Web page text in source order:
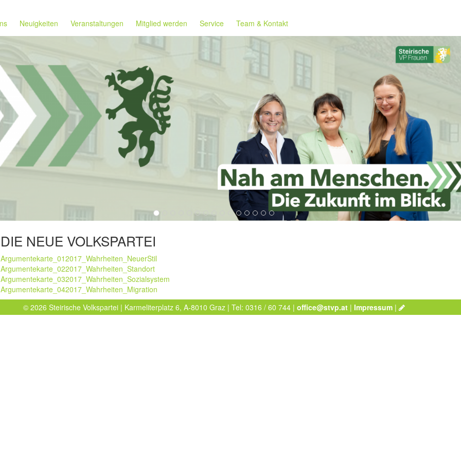
Neuigkeiten Veranstaltungen Mitglied werden Service Team & Kontakt
DIE NEUE VOLKSPARTEI
Argumentekarte_012017_Wahrheiten_NeuerStil
Argumentekarte_022017_Wahrheiten_Standort
Argumentekarte_032017_Wahrheiten_Sozialsystem
Argumentekarte_042017_Wahrheiten_Migration
© 2026 Steirische Volkspartei | Karmeliterplatz 6, A-8010 Graz | Tel: 0316 / 60 744 |office@stvp.at |Impressum |